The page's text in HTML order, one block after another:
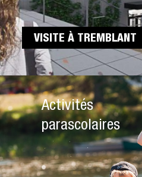
VISITE À TREMBLANT
Activités
parascolaires